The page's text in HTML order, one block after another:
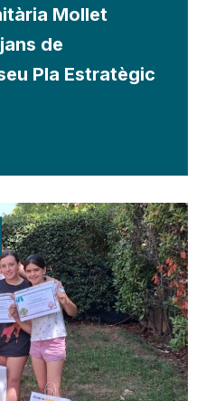
Mollet
de
Pla Estratègic